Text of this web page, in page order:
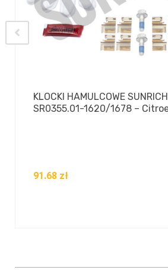
KLOCKI HAMULCOWE
SR0355.01-1620/1678 –
91.68 zł